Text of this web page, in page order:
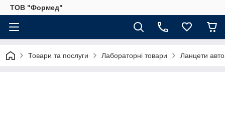
ТОВ "Формед"
Товари та послуги Лабораторні товари Ланцети